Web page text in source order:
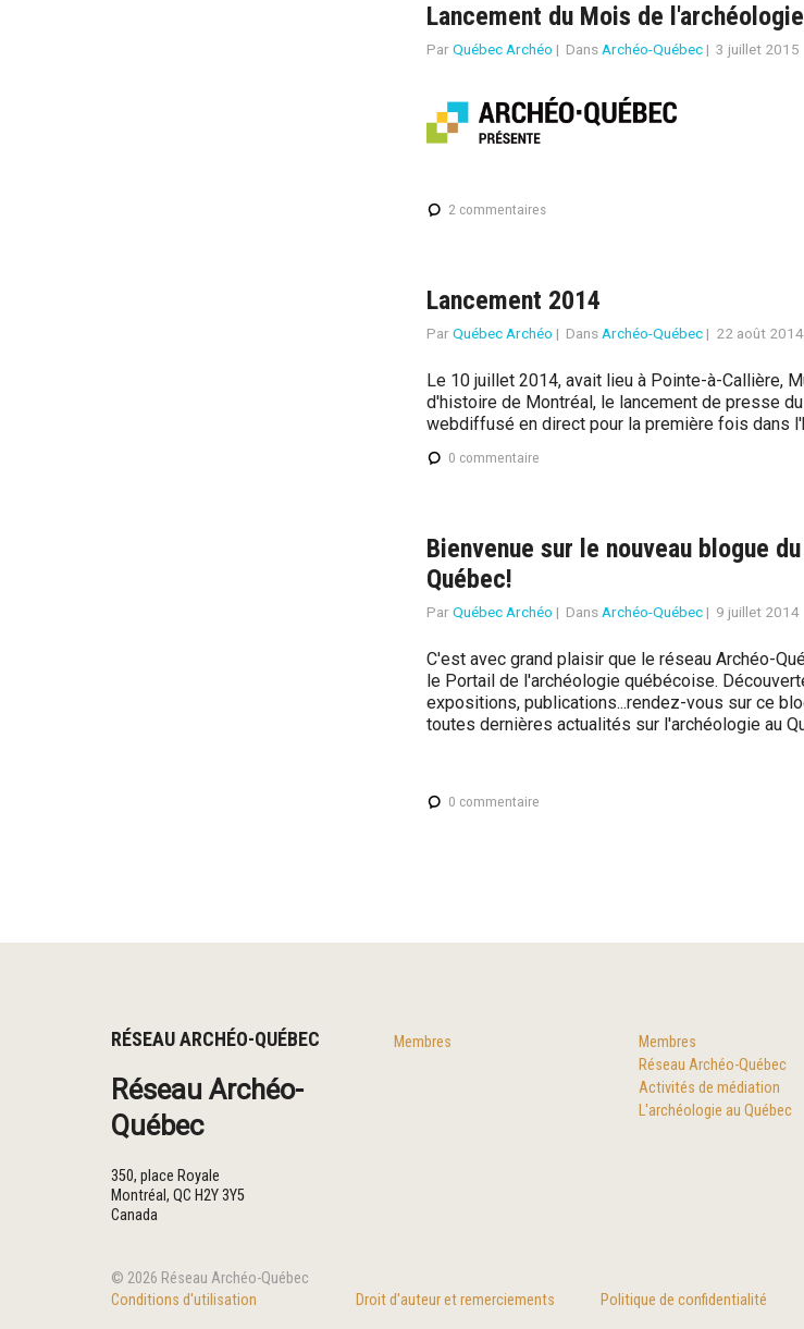
Lancement du Mois de
ParQuébec Archéo | Dans Archéo-Québec | 3 juillet 2015
2 commentaires
Lancement 2014
ParQuébec Archéo | Dans Archéo-Québec | 22 août 2014
Le 10 juillet 2014, avait lieu à Pointe-à-Callière,
d'histoire de Montréal, le lancement de presse
webdiffusé en direct pour la première fois dans
0 commentaire
Bienvenue sur le nouveau blogue
Québec!
ParQuébec Archéo | Dans Archéo-Québec | 9 juillet 2014
C'est avec grand plaisir que le réseau Archéo-
le Portail de l'archéologie québécoise.
expositions, publications...rendez-vous sur ce
toutes dernières actualités sur l'archéologie au
0 commentaire
RÉSEAU ARCHÉO-QUÉBEC
Réseau Archéo-
Québec
350, place Royale
Montréal, QC H2Y 3Y5
Canada
Membres
Membres
Réseau Archéo-Québec
Activités de médiation
L'archéologie au Québec
© 2026 Réseau Archéo-Québec
Conditions d'utilisation
Droit d'auteur et remerciements Politique de confidentialité